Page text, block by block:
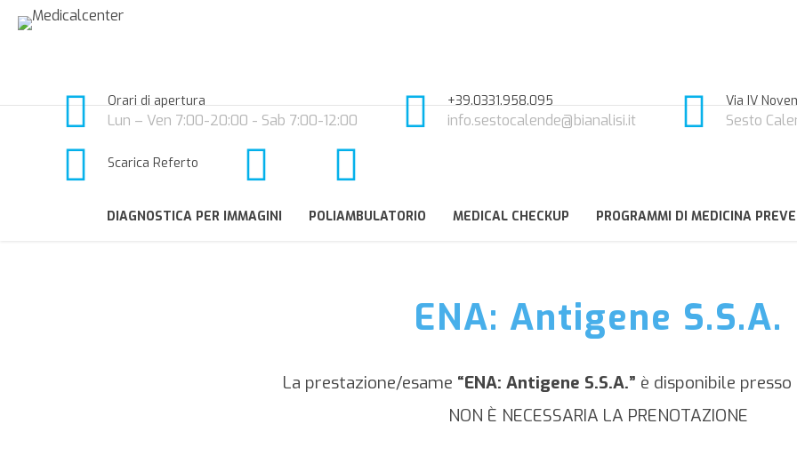
Orari di apertura
Lun – Ven 7:00-20:00 - Sab 7:00-12:00
+39.0331.958.095
info.sestocalende@bianalisi.it
Via IV
Sesto
Scarica Referto
DIAGNOSTICA PER IMMAGINI POLIAMBULATORIO MEDICAL CHECKUP PROGRAMMI DI MEDICINA
ENA: Antigene S.S.A.
La prestazione/esame “ENA: Antigene S.S.A.” è disponibile presso
NON È NECESSARIA LA PRENOTAZIONE